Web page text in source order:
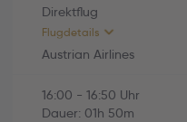
16:00 Varna (VAR) -
16:50 Wien (VIE)
Economy
Direktflug
Flugdetails
Austrian Airlines
HINFLUG (Direktflug)
16:00 - 16:50 Uhr
Dauer: 01h 50m